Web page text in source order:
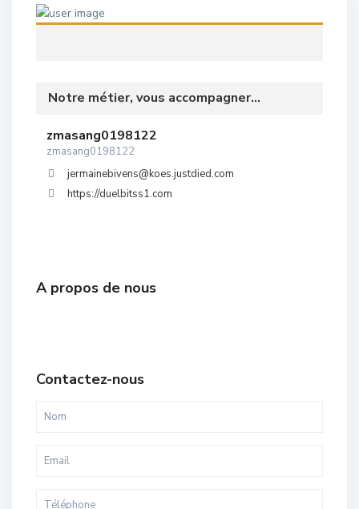
Notre métier, vous accompagner...
zmasang0198122
zmasang0198122
jermainebivens@koes.justdied.com
https://duelbitss1.com
A propos de nous
Contactez-nous